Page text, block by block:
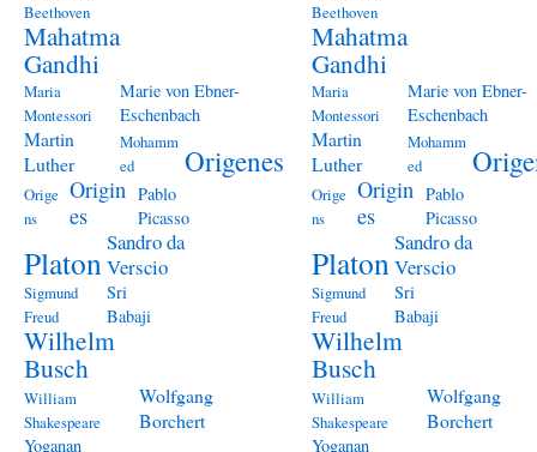
Beethoven
Mahatma
Gandhi
Maria
Montessori
Marie von Ebner-
Eschenbach
Martin
Luther
Mohamm
ed
Origenes
Orige
ns
Origin
es
Pablo
Picasso
Platon
Sandro da
Verscio
Sigmund
Freud
Sri
Babaji
Wilhelm
Busch
William
Shakespeare
Wolfgang
Borchert
Yoganan
Beethoven
Mahatma
Gandhi
Maria
Montessori
Marie von Ebner-
Eschenbach
Martin
Luther
Mohamm
ed
Orige
ns
Origin
es
Pablo
Picasso
Platon
Sandro da
Verscio
Sigmund
Freud
Sri
Babaji
Wilhelm
Busch
William
Shakespeare
Wolfgang
Borchert
Yoganan